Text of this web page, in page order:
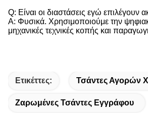
Q: Είναι οι διαστάσεις εγώ επιλέγουν
Α: Φυσικά. Χρησιμοποιούμε την
μηχανικές τεχνικές κοπής και
Ετικέττες: Τσάντες Αγορών
Ζαρωμένες Τσάντες Εγγράφου